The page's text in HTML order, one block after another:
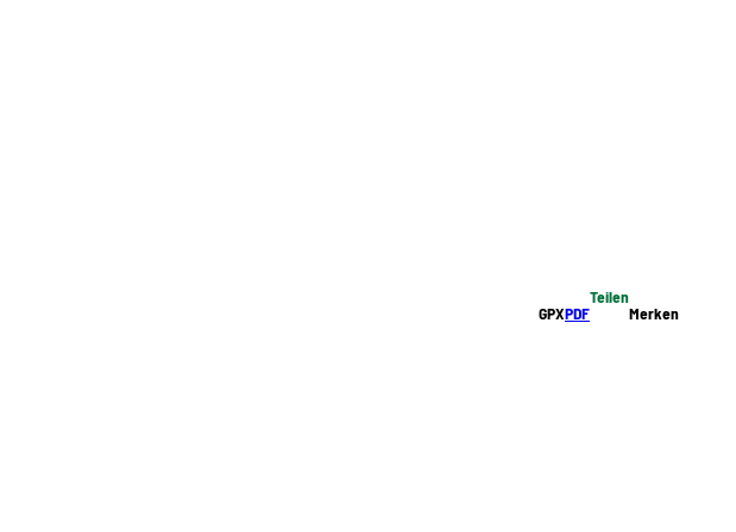
GPXPDF
Teilen
Merken